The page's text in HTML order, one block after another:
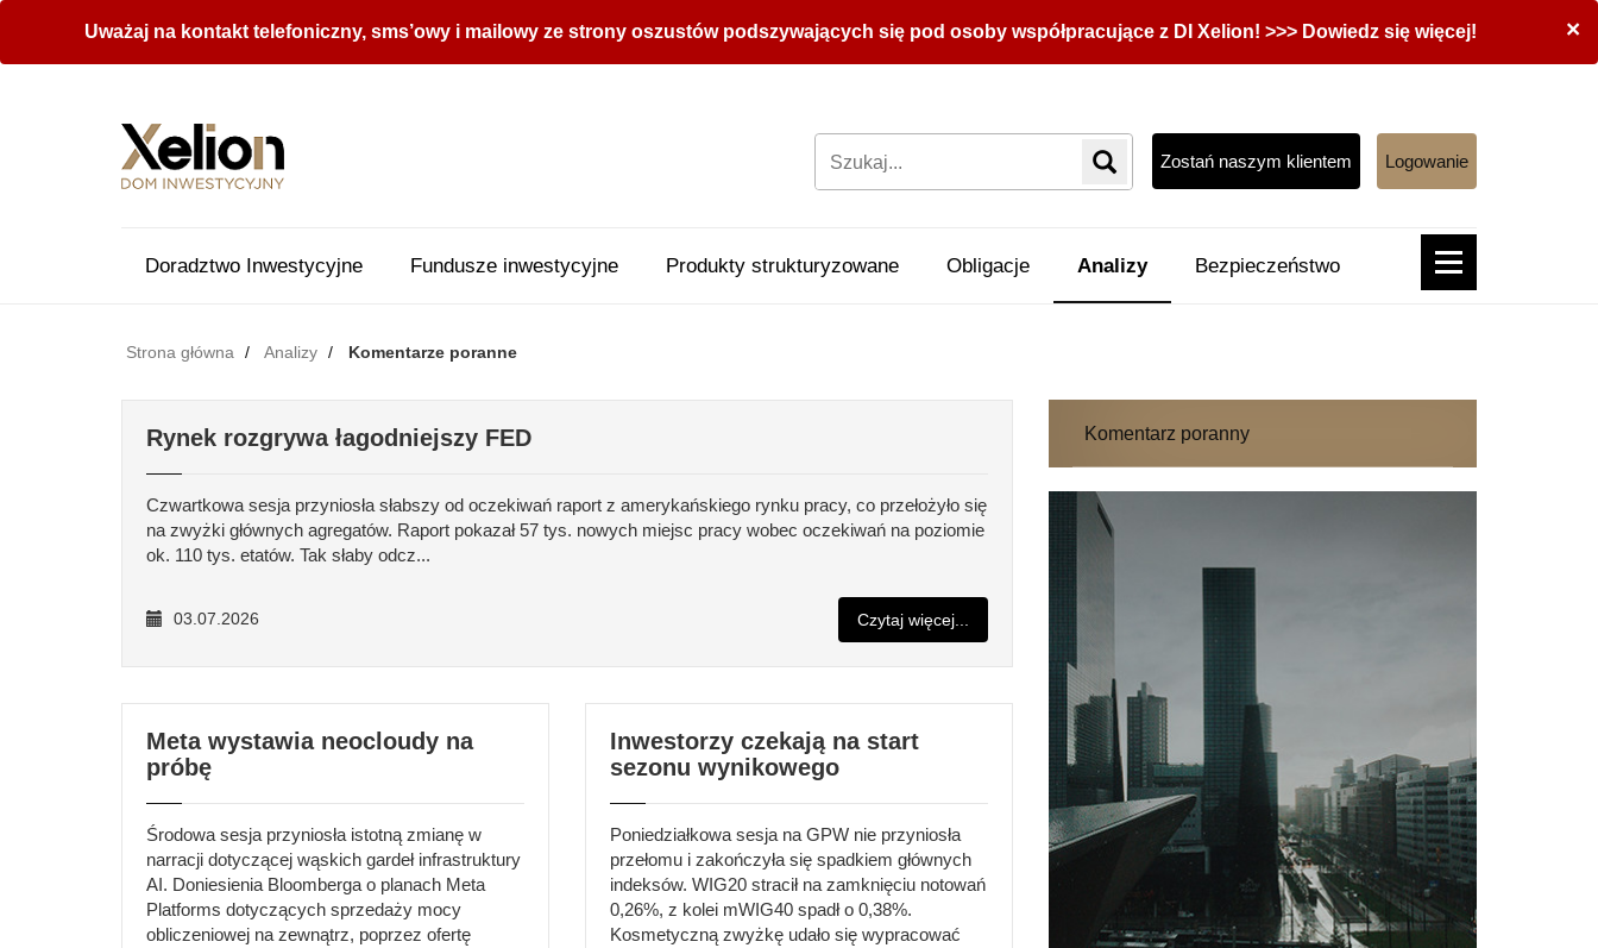
×
Uważaj na kontakt telefoniczny, sms’owy i mailowy ze strony oszustów podszywających się pod osoby współpracujące z DI Xelion! >>> Dowiedz się więcej!
Zostań naszym klientem Logowanie
Doradztwo Inwestycyjne Fundusze inwestycyjne Produkty strukturyzowane Obligacje Analizy Bezpieczeństwo
Strona główna Analizy Komentarze poranne
Rynek rozgrywa łagodniejszy FED
Czwartkowa sesja przyniosła słabszy od oczekiwań raport z amerykańskiego rynku pracy, co przełożyło się
na zwyżki głównych agregatów. Raport pokazał 57 tys. nowych miejsc pracy wobec oczekiwań na poziomie
ok. 110 tys. etatów. Tak słaby odcz...
03.07.2026 Czytaj więcej...
Meta wystawia neocloudy na
próbę
Środowa sesja przyniosła istotną zmianę w
narracji dotyczącej wąskich gardeł infrastruktury
AI. Doniesienia Bloomberga o planach Meta
Platforms dotyczących sprzedaży mocy
obliczeniowej na zewnątrz, poprzez ofertę
Inwestorzy czekają na start
sezonu wynikowego
Poniedziałkowa sesja na GPW nie przyniosła
przełomu i zakończyła się spadkiem głównych
indeksów. WIG20 stracił na zamknięciu notowań
0,26%, z kolei mWIG40 spadł o 0,38%.
Kosmetyczną zwyżkę udało się wypracować
Komentarz poranny